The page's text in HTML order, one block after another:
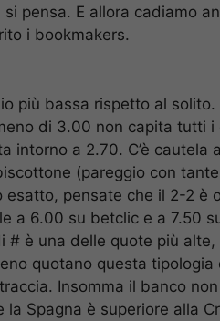
pensa. E allora cadiamo
i bookmakers.
più bassa rispetto al
di 3.00 non capita tutti i
a 2.70. C’è cautela
(pareggio con
esatto, pensate che il 2-2 è
a 6.00 su betclic e a 7.50
# è una delle quote più
quotano questa tipologia
Insomma il banco
Spagna è superiore alla